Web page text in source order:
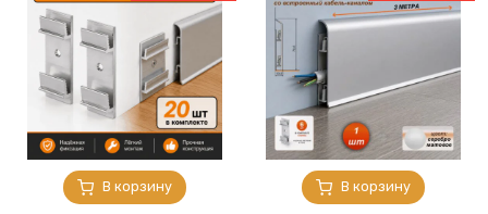
В корзину В корзину